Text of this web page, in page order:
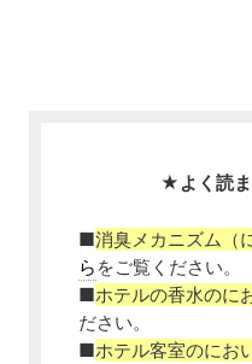
★よく読
■消臭メカニズム（
ら をご覧ください。
■ホテルの香水のに
ださい。
■ホテル客室のにお